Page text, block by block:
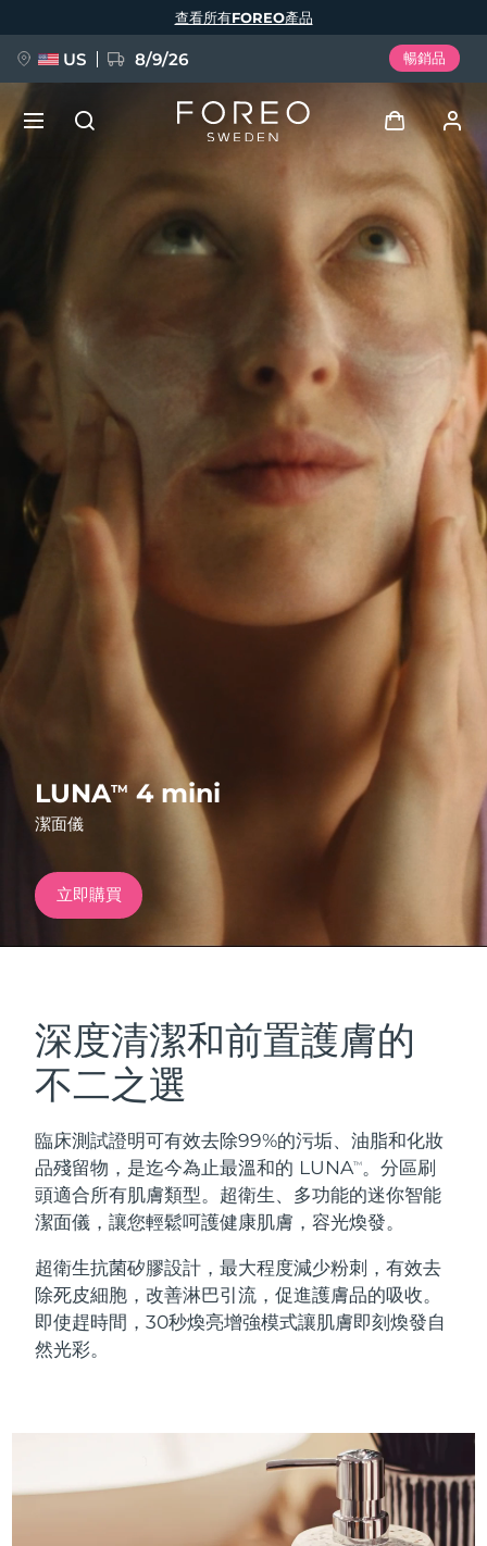
LUNATM 4 mini
潔面儀
立即購買
深度清潔和前置護膚的
不二之選
臨床測試證明可有效去除99%的污垢、油脂和化妝
品殘留物，是迄今為止最溫和的 LUNATM 。分區刷
頭適合所有肌膚類型。超衛生、多功能的迷你智能
潔面儀，讓您輕鬆呵護健康肌膚，容光煥發。
超衛生抗菌矽膠設計，最大程度減少粉刺，有效去
除死皮細胞，改善淋巴引流，促進護膚品的吸收。
即使趕時間，30秒煥亮增強模式讓肌膚即刻煥發自
然光彩。
查看所有FOREO產品
US 8/9/26 暢銷品
登入
用戶信息
我的設備
我的地址
我的訂閱
BREAKING NEWS
issa™ Teeth Whitening Set
FAQ™ Dual LED Panel
紅光療法
面部清潔
LUNA™ 4 套裝
Anti-aging massage
LUNA™ 4 Plus
Massage, LED heating
LUNA™ 4 mini
For young skin, T-zone
BEAR™ 2 套裝
Microcurrent toning
BEAR™ 2 go
Microcurrent toning on-the-go
面部提拉護理
Premium anti-aging skincare
補水保濕
UFO™ 3 套裝
Deep facial hydration
UFO™ 3 mini
Red light therapy device for young skin
口腔護理
issa™ 4
Hybrid silicone sonic toothbrush
issa™ 4 smile
Hybrid silicone sonic toothbrush
FAQ™ 抗老護理
FAQ™ 101
Clinical anti-aging
FAQ™ 201
NEW
Español
Français
Polski
Русский
繁體中文
發貨國家
美國 預計送達日期
預計送達日期
預計送達日期8/8/26
預計送達日期
預計送達日期
德國 預計送達日期
巴林 預計送達日期8/9/26
百慕達 預計送達日期8/14/26
波士尼亞與赫塞哥維納 預計送達日期
汶萊 預計送達日期8/13/26
保加利亞 預計送達日期8/8/26
加拿大
預計送達日期8/8/26
預計送達日期8/12/26